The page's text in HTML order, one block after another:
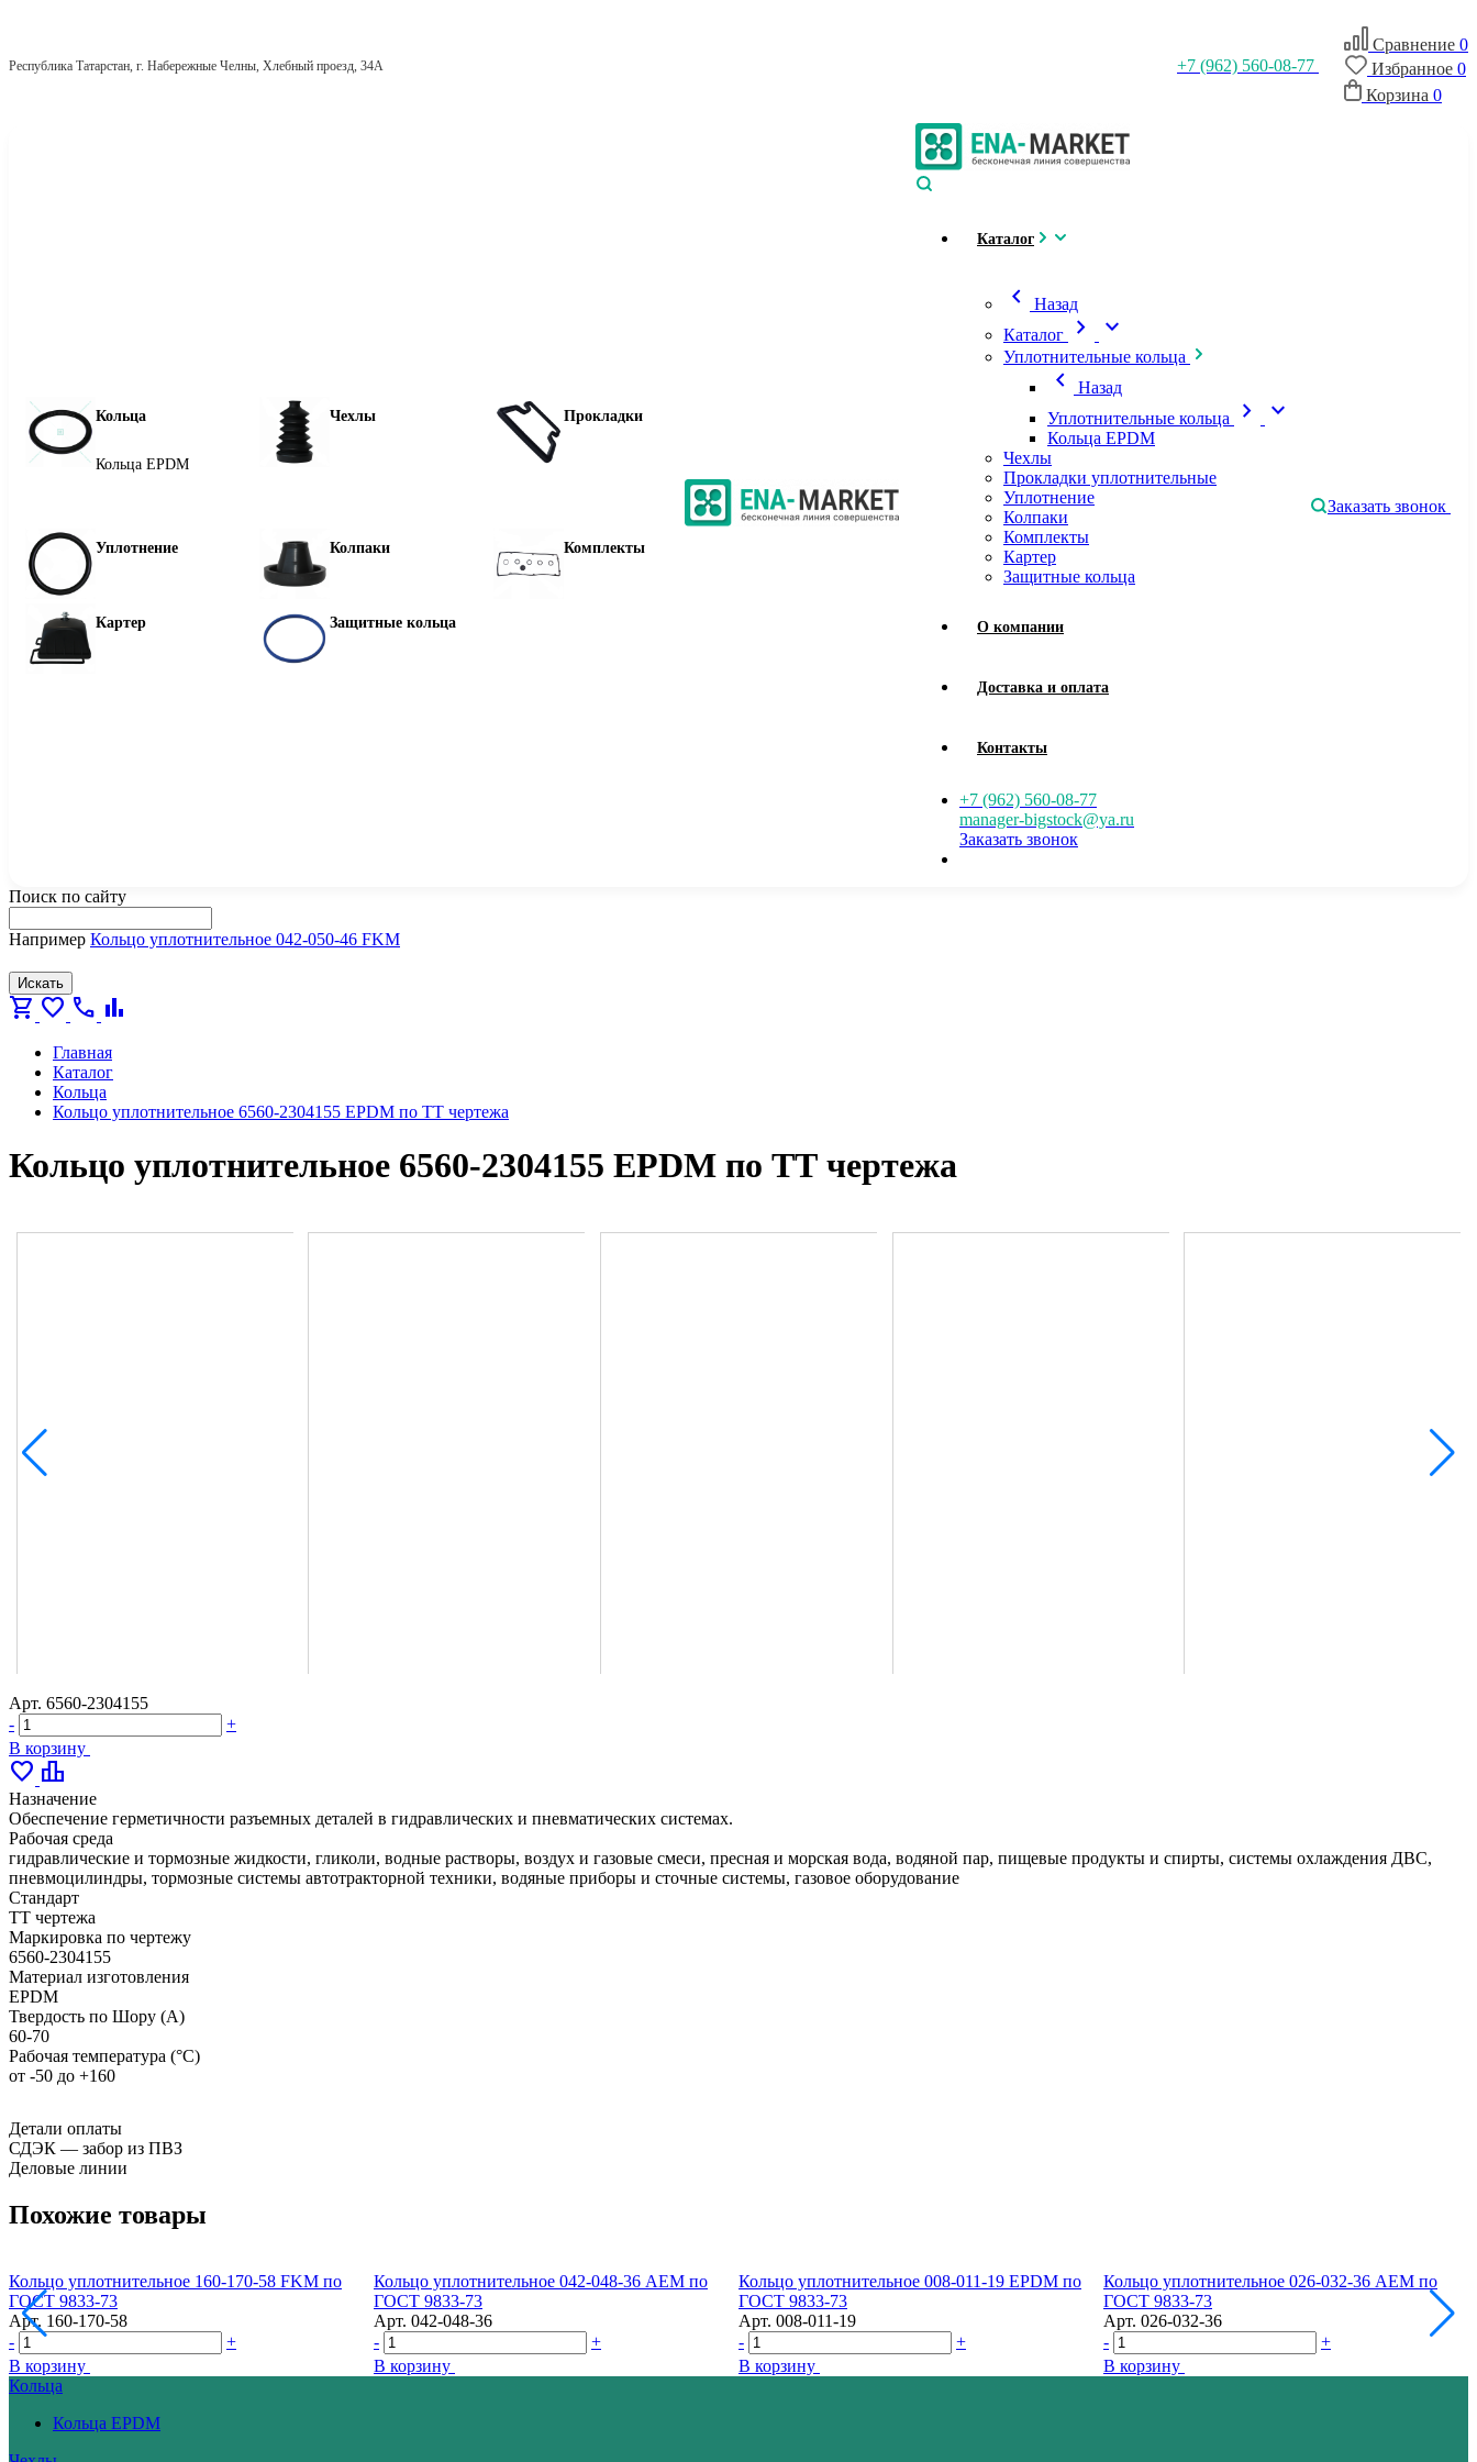
Республика Татарстан, г. Набережные Челны, Хлебный проезд, 34А +7 (962) 560-08-77
Сравнение 0
Избранное 0
Корзина 0
Кольца
Кольца EPDM
Чехлы Прокладки
Уплотнение Колпаки Комплекты
Картер Защитные кольца
Каталог
chevron_left
Назад
Каталог
chevron_right expand_more
Уплотнительные кольца
chevron_left
Назад
Уплотнительные кольца
chevron_right expand_more
Кольца EPDM
Чехлы
Прокладки уплотнительные
Уплотнение
Колпаки
Комплекты
Картер
Защитные кольца
О компании
Доставка и оплата
Контакты
+7 (962) 560-08-77
manager-bigstock@ya.ru
Заказать звонок
Заказать звонок
Поиск по сайту
Например Кольцо уплотнительное 042-050-46 FKM
Искать
shopping_cart favorite call bar_chart
Главная
Каталог
Кольца
Кольцо уплотнительное 6560-2304155 EPDM по ТТ чертежа
Кольцо уплотнительное 6560-2304155 EPDM по ТТ чертежа
Арт. 6560-2304155
-
+
В корзину
favorite leaderboard
Назначение
Обеспечение герметичности разъемных деталей в гидравлических и пневматических системах.
Рабочая среда
гидравлические и тормозные жидкости, гликоли, водные растворы, воздух и газовые смеси, пресная и морская вода, водяной пар, пищевые продукты и спирты, системы охлаждения ДВС,
пневмоцилиндры, тормозные системы автотракторной техники, водяные приборы и сточные системы, газовое оборудование
Стандарт
ТТ чертежа
Маркировка по чертежу
6560-2304155
Материал изготовления
EPDM
Твердость по Шору (А)
60-70
Рабочая температура (°С)
от -50 до +160
Детали оплаты
СДЭК — забор из ПВЗ
Деловые линии
Похожие товары
Кольцо уплотнительное 160-170-58 FKM по
ГОСТ 9833-73
Арт. 160-170-58
-
+
В корзину
Кольцо уплотнительное 042-048-36 AEM по
ГОСТ 9833-73
Арт. 042-048-36
-
+
В корзину
Кольцо уплотнительное 008-011-19 EPDM по
ГОСТ 9833-73
Арт. 008-011-19
-
+
В корзину
Кольцо уплотнительное 026-032-36 AEM по
ГОСТ 9833-73
Арт. 026-032-36
-
+
В корзину
Кольца
Кольца EPDM